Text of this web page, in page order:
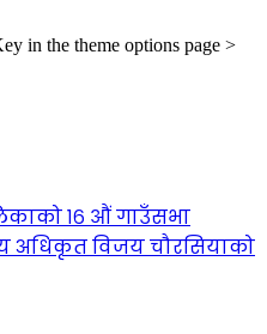
in the theme options page >
१६ औं गाउँसभा
अधिकृत विजय चौरसियाको